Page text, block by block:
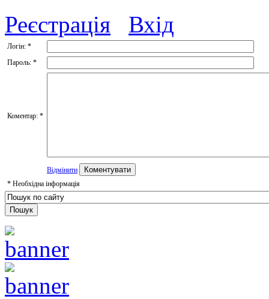
Реєстрація Вхід
Логін: *
Пароль: *
Коментар: *
Відмінити
* Необхідна інформація